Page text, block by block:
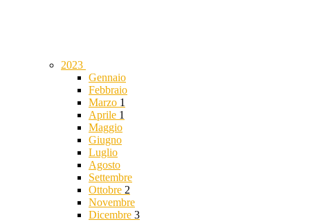
2023
Gennaio
Febbraio
Marzo 1
Aprile 1
Maggio
Giugno
Luglio
Agosto
Settembre
Ottobre 2
Novembre
Dicembre 3